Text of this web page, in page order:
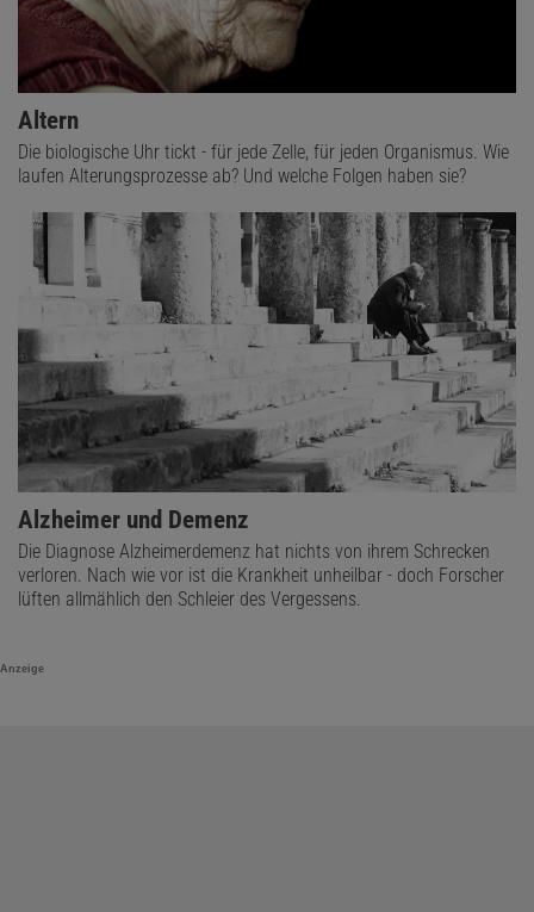
Altern
Die biologische Uhr tickt - für jede Zelle, für jeden Organismus. Wie
laufen Alterungsprozesse ab? Und welche Folgen haben sie?
Alzheimer und Demenz
Die Diagnose Alzheimerdemenz hat nichts von ihrem Schrecken
verloren. Nach wie vor ist die Krankheit unheilbar - doch Forscher
lüften allmählich den Schleier des Vergessens.
Anzeige